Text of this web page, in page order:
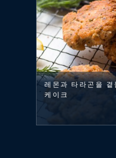
레몬과 타라곤을
케이크